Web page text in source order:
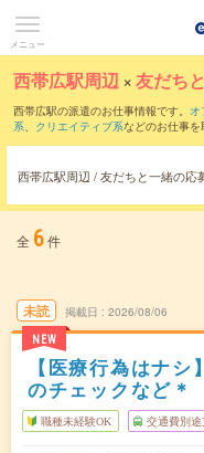
メニュー
西帯広駅周辺 ×友だち
西帯広駅の派遣のお仕事情報です。 オ
系、 クリエイティブ系などのお仕事
西帯広駅周辺 / 友だちと一緒の応
全 6件
未読
NEW
掲載日 2026/08/06
【医療行為はナ
のチェックなど＊
職種未経験OK 交通費別途